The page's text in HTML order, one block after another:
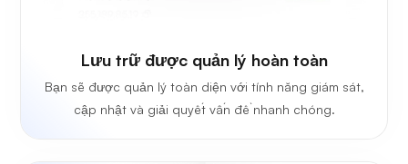
Lưu trữ được quản lý hoàn toàn
Bạn sẽ được quản lý toàn diện với tính năng giám sát,
cập nhật và giải quyết vấn đề nhanh chóng.